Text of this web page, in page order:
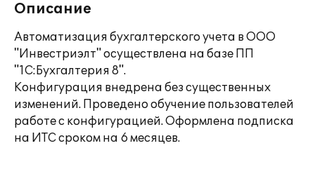
Описание
Автоматизация бухгалтерского учета в ООО
"Инвестриэлт" осуществлена на базе ПП
"1С:Бухгалтерия 8".
Конфигурация внедрена без существенных
изменений. Проведено обучение пользователей
работе с конфигурацией. Оформлена подписка
на ИТС сроком на 6 месяцев.